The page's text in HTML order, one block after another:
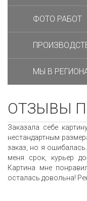
ФОТО РАБОТ
МЫ В
ОТЗЫВЫ
Заказала себе
нестандартным
заказ, но я
меня срок, курьер
Картина мне
осталась довольна!